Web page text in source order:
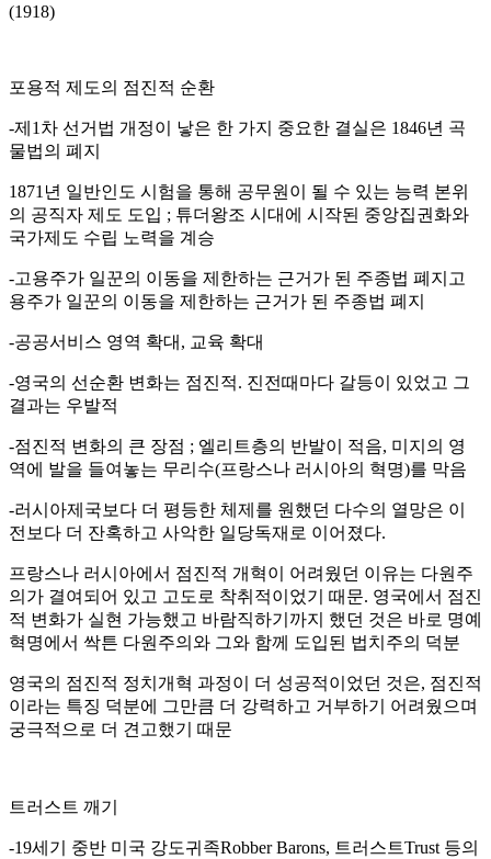
(1918)
포용적 제도의 점진적 순환
-제1차 선거법 개정이 낳은 한 가지 중요한 결실은 1846년 곡
물법의 폐지
1871년 일반인도 시험을 통해 공무원이 될 수 있는 능력 본위
의 공직자 제도 도입 ; 튜더왕조 시대에 시작된 중앙집권화와
국가제도 수립 노력을 계승
-고용주가 일꾼의 이동을 제한하는 근거가 된 주종법 폐지고
용주가 일꾼의 이동을 제한하는 근거가 된 주종법 폐지
-공공서비스 영역 확대, 교육 확대
-영국의 선순환 변화는 점진적. 진전때마다 갈등이 있었고 그
결과는 우발적
-점진적 변화의 큰 장점 ; 엘리트층의 반발이 적음, 미지의 영
역에 발을 들여놓는 무리수(프랑스나 러시아의 혁명)를 막음
-러시아제국보다 더 평등한 체제를 원했던 다수의 열망은 이
전보다 더 잔혹하고 사악한 일당독재로 이어졌다.
프랑스나 러시아에서 점진적 개혁이 어려웠던 이유는 다원주
의가 결여되어 있고 고도로 착취적이었기 때문. 영국에서 점진
적 변화가 실현 가능했고 바람직하기까지 했던 것은 바로 명예
혁명에서 싹튼 다원주의와 그와 함께 도입된 법치주의 덕분
영국의 점진적 정치개혁 과정이 더 성공적이었던 것은, 점진적
이라는 특징 덕분에 그만큼 더 강력하고 거부하기 어려웠으며
궁극적으로 더 견고했기 때문
트러스트 깨기
-19세기 중반 미국 강도귀족Robber Barons, 트러스트Trust 등의